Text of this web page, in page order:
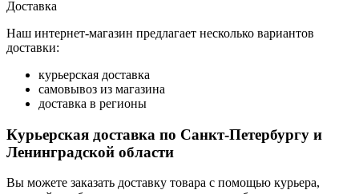
Доставка
Наш интернет-магазин предлагает несколько вариантов
доставки:
курьерская доставка
самовывоз из магазина
доставка в регионы
Курьерская доставка по Санкт-Петербургу и
Ленинградской области
Вы можете заказать доставку товара с помощью курьера,